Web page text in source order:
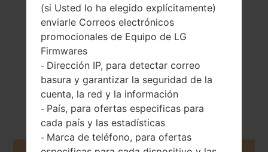
Android 4.4.x
KitKat
Mayo, 2014
(si Usted lo ha elegido explícitamente)
enviarle Correos electrónicos
promocionales de Equipo de LG
Firmwares
- Dirección IP, para detectar correo
basura y garantizar la seguridad de la
cuenta, la red y la información
- País, para ofertas especificas para
cada país y las estadísticas
- Marca de teléfono, para ofertas